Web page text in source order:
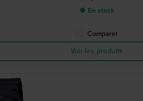
● En stock
Comparer
Voir les produits